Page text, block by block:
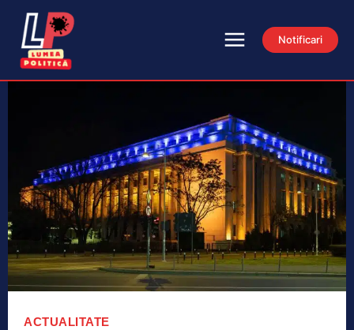
Notificari
ACTUALITATE